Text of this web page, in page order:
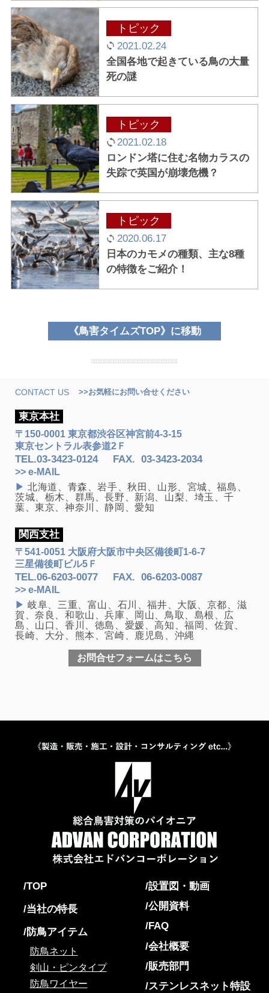
トピック
2021.02.24
全国各地で起きている鳥の大量
死の謎
トピック
2021.02.18
ロンドン塔に住む名物カラスの
失踪で英国が崩壊危機？
トピック
2020.06.17
日本のカモメの種類、主な8種
の特徴をご紹介！
鳥害タイムズTOP に移動
CONTACT US >>お気軽にお問い合せください
東京本社
TEL.03-3423-0124 FAX. 03-3423-2034
〒150-0001 東京都渋谷区神宮前4-3-15
東京セントラル表参道2Ｆ
>> e-MAIL
▶北海道、青森、岩手、秋田、山形、宮城、福島、
茨城、栃木、群馬、長野、新潟、山梨、埼玉、千
葉、東京、神奈川、静岡、愛知
関西支社
TEL.06-6203-0077 FAX. 06-6203-0087
〒541-0051 大阪府大阪市中央区備後町1-6-7
三星備後町ビル5Ｆ
>> e-MAIL
▶岐阜、三重、富山、石川、福井、大阪、京都、滋
賀、奈良、和歌山、兵庫、岡山、鳥取、島根、広
島、山口、香川、徳島、愛媛、高知、福岡、佐賀、
長崎、大分、熊本、宮崎、鹿児島、沖縄
お問合せフォームはこちら
TOP
当社の特長
防鳥アイテム
防鳥ネット
剣山・ピンタイプ
防鳥ワイヤー
設置図・動画
公開資料
FAQ
会社概要
販売部門
ステンレスネット特設